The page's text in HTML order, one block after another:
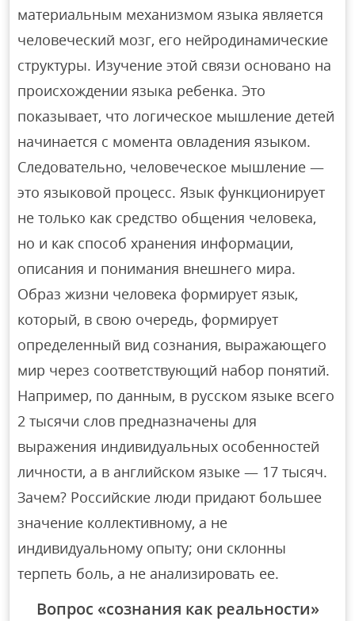
материальным механизмом языка является
человеческий мозг, его нейродинамические
структуры. Изучение этой связи основано на
происхождении языка ребенка. Это
показывает, что логическое мышление детей
начинается с момента овладения языком.
Следовательно, человеческое мышление —
это языковой процесс. Язык функционирует
не только как средство общения человека,
но и как способ хранения информации,
описания и понимания внешнего мира.
Образ жизни человека формирует язык,
который, в свою очередь, формирует
определенный вид сознания, выражающего
мир через соответствующий набор понятий.
Например, по данным, в русском языке всего
2 тысячи слов предназначены для
выражения индивидуальных особенностей
личности, а в английском языке — 17 тысяч.
Зачем? Российские люди придают большее
значение коллективному, а не
индивидуальному опыту; они склонны
терпеть боль, а не анализировать ее.
Вопрос «сознания как реальности»